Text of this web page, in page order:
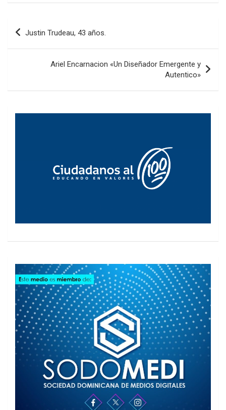
Navegación
de
Justin Trudeau, 43 años.
Ariel Encarnacion «Un Diseñador Emergente y
Autentico»